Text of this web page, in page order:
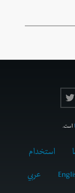
است.
استخدام
عربي